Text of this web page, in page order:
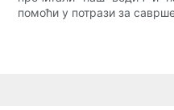
помоћи у потрази за